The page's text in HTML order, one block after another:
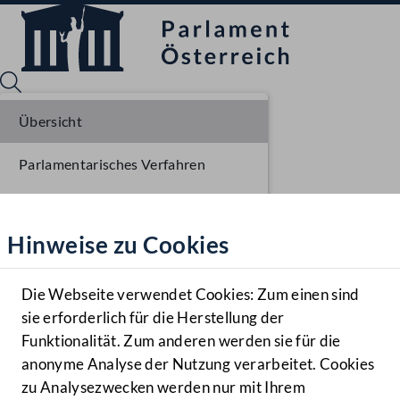
Hilfe
Benutzer
Navigationsmenü öffnen
MENÜ
Hinweise zu Cookies
Die Webseite verwendet Cookies: Zum einen sind
sie erforderlich für die Herstellung der
Funktionalität. Zum anderen werden sie für die
anonyme Analyse der Nutzung verarbeitet. Cookies
zu Analysezwecken werden nur mit Ihrem
Übersicht
Parlamentarisches Verfahren
Ausschussberatungen NR
Plenarberatungen NR